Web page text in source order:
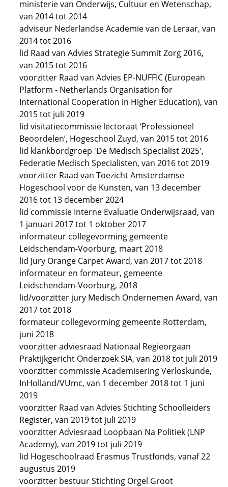
ministerie van Onderwijs, Cultuur en Wetenschap,
van 2014 tot 2014
adviseur Nederlandse Academie van de Leraar, van
2014 tot 2016
lid Raad van Advies Strategie Summit Zorg 2016,
van 2015 tot 2016
voorzitter Raad van Advies EP-NUFFIC (European
Platform - Netherlands Organisation for
International Cooperation in Higher Education), van
2015 tot juli 2019
lid visitatiecommissie lectoraat ‘Professioneel
Beoordelen’, Hogeschool Zuyd, van 2015 tot 2016
lid klankbordgroep 'De Medisch Specialist 2025',
Federatie Medisch Specialisten, van 2016 tot 2019
voorzitter Raad van Toezicht Amsterdamse
Hogeschool voor de Kunsten, van 13 december
2016 tot 13 december 2024
lid commissie Interne Evaluatie Onderwijsraad, van
1 januari 2017 tot 1 oktober 2017
informateur collegevorming gemeente
Leidschendam-Voorburg, maart 2018
lid Jury Orange Carpet Award, van 2017 tot 2018
informateur en formateur, gemeente
Leidschendam-Voorburg, 2018
lid/voorzitter jury Medisch Ondernemen Award, van
2017 tot 2018
formateur collegevorming gemeente Rotterdam,
juni 2018
voorzitter adviesraad Nationaal Regieorgaan
Praktijkgericht Onderzoek SIA, van 2018 tot juli 2019
voorzitter commissie Academisering Verloskunde,
InHolland/VUmc, van 1 december 2018 tot 1 juni
2019
voorzitter Raad van Advies Stichting Schoolleiders
Register, van 2019 tot juli 2019
voorzitter Adviesraad Loopbaan Na Politiek (LNP
Academy), van 2019 tot juli 2019
lid Hogeschoolraad Erasmus Trustfonds, vanaf 22
augustus 2019
voorzitter bestuur Stichting Orgel Groot